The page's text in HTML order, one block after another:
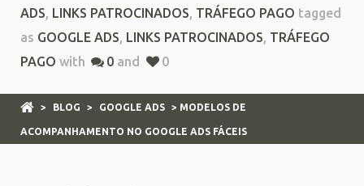
ADS, LINKS PATROCINADOS, TRÁFEGO PAGO tagged
as GOOGLE ADS, LINKS PATROCINADOS, TRÁFEGO
PAGO with 0 and 0
> BLOG > GOOGLE ADS > MODELOS DE
ACOMPANHAMENTO NO GOOGLE ADS FÁCEIS